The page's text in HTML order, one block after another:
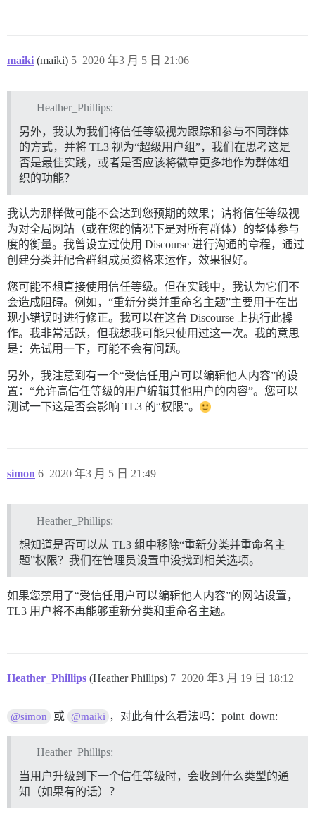
maiki (maiki) 2020 年3 月 5 日 21:06
5
Heather_Phillips:
另外，我认为我们将信任等级视为跟踪和参与不同群体
的方式，并将 TL3 视为“超级用户组”，我们在思考这是
否是最佳实践，或者是否应该将徽章更多地作为群体组
织的功能？
我认为那样做可能不会达到您预期的效果；请将信任等级视
为对全局网站（或在您的情况下是对所有群体）的整体参与
度的衡量。我曾设立过使用 Discourse 进行沟通的章程，通过
创建分类并配合群组成员资格来运作，效果很好。
您可能不想直接使用信任等级。但在实践中，我认为它们不
会造成阻碍。例如，“重新分类并重命名主题”主要用于在出
现小错误时进行修正。我可以在这台 Discourse 上执行此操
作。我非常活跃，但我想我可能只使用过这一次。我的意思
是：先试用一下，可能不会有问题。
另外，我注意到有一个“受信任用户可以编辑他人内容”的设
置：“允许高信任等级的用户编辑其他用户的内容”。您可以
测试一下这是否会影响 TL3 的“权限”。
simon 2020 年3 月 5 日 21:49
6
Heather_Phillips:
想知道是否可以从 TL3 组中移除“重新分类并重命名主
题”权限？我们在管理员设置中没找到相关选项。
如果您禁用了“受信任用户可以编辑他人内容”的网站设置，
TL3 用户将不再能够重新分类和重命名主题。
Heather_Phillips (Heather Phillips) 2020 年3 月 19 日 18:12
7
@simon 或 @maiki ，对此有什么看法吗：point_down:
Heather_Phillips:
当用户升级到下一个信任等级时，会收到什么类型的通
知（如果有的话）？